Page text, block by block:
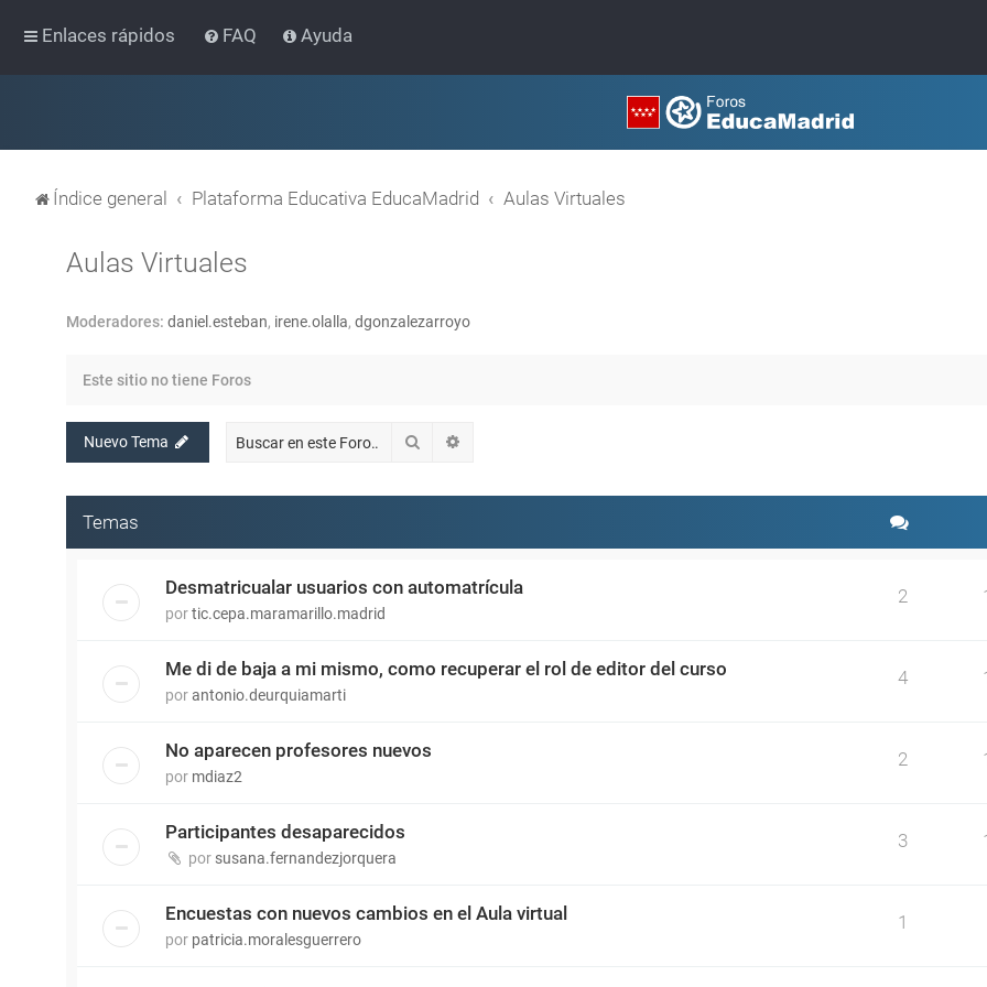
Enlaces rápidos FAQ Ayuda
Índice general Plataforma Educativa EducaMadrid Aulas Virtuales
Aulas Virtuales
Moderadores: daniel.esteban, irene.olalla, dgonzalezarroyo
Este sitio no tiene Foros
Nuevo Tema Buscar
Temas
Desmatricualar usuarios con automatrícula
portic.cepa.maramarillo.madrid
2
Me di de baja a mi mismo, como recuperar el rol de editor del curso
porantonio.deurquiamarti
4
No aparecen profesores nuevos
por mdiaz2
2
Participantes desaparecidos
por susana.fernandezjorquera
3
Encuestas con nuevos cambios en el Aula virtual
por patricia.moralesguerrero
1